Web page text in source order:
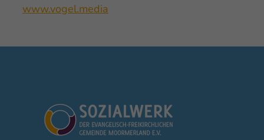
www.vogel.media